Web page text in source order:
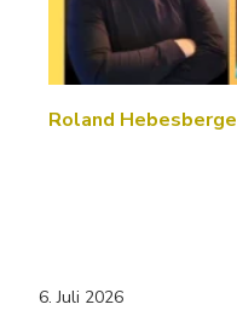
Roland
6. Juli 2026